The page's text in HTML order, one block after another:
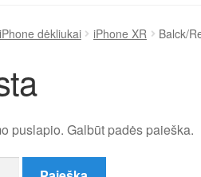
iPhone dėkliukai iPhone XR Balck/
puslapio. Galbūt padės paieška.